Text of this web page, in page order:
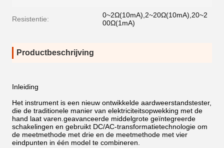
Resistentie:
0~2Ω(10mA),2~20Ω(10mA),20~2
00Ω(1mA)
Productbeschrijving
Inleiding
Het instrument is een nieuw ontwikkelde aardweerstandstester,
die de traditionele manier van elektriciteitsopwekking met de
hand laat varen.geavanceerde middelgrote geïntegreerde
schakelingen en gebruikt DC/AC-transformatietechnologie om
de meetmethode met drie en de meetmethode met vier
eindpunten in één model te combineren.